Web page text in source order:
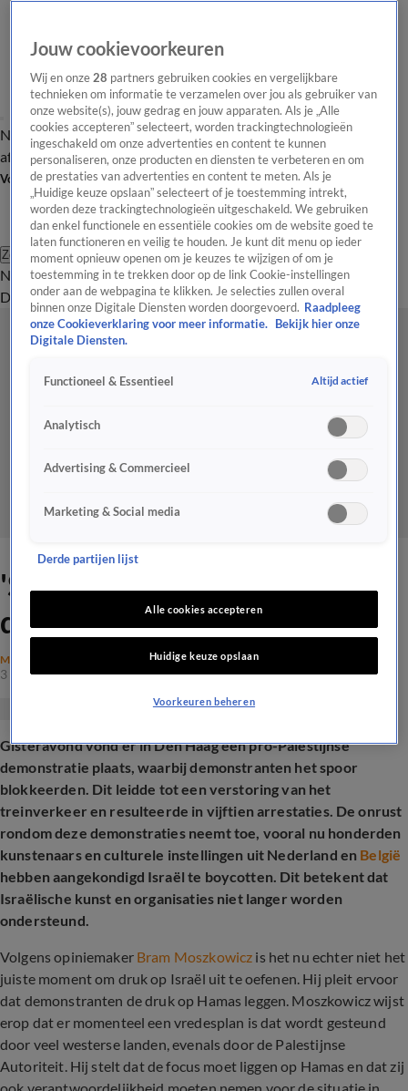
Nieuws van de DagOpinie van de Dag Onze categorieën Laatste
afleveringVideo's Nieuws van de Dag Podcast
Volg Nieuws van de Dag
Zoeken
Nieuws van de DagOpinie van de
Dag
Video'sUitzendingen PodcastPanelContact
'Stop met die demonstraties,
de bal ligt bij Hamas'
MAATSCHAPPIJ
3 okt 2025, 19:12
Gisteravond vond er in Den Haag een pro-Palestijnse
demonstratie plaats, waarbij demonstranten het spoor
blokkeerden. Dit leidde tot een verstoring van het
treinverkeer en resulteerde in vijftien arrestaties. De onrust
rondom deze demonstraties neemt toe, vooral nu honderden
kunstenaars en culturele instellingen uit Nederland en België
hebben aangekondigd Israël te boycotten. Dit betekent dat
Israëlische kunst en organisaties niet langer worden
ondersteund.
Volgens opiniemaker Bram Moszkowicz is het nu echter niet het
juiste moment om druk op Israël uit te oefenen. Hij pleit ervoor
dat demonstranten de druk op Hamas leggen. Moszkowicz wijst
erop dat er momenteel een vredesplan is dat wordt gesteund
door veel westerse landen, evenals door de Palestijnse
Autoriteit. Hij stelt dat de focus moet liggen op Hamas en dat zij
Jouw cookievoorkeuren
Wij en onze28 partners gebruiken cookies en vergelijkbare
technieken om informatie te verzamelen over jou als gebruiker van
onze website(s), jouw gedrag en jouw apparaten. Als je „Alle
cookies accepteren” selecteert, worden trackingtechnologieën
ingeschakeld om onze advertenties en content te kunnen
personaliseren, onze producten en diensten te verbeteren en om
de prestaties van advertenties en content te meten. Als je
„Huidige keuze opslaan” selecteert of je toestemming intrekt,
worden deze trackingtechnologieën uitgeschakeld. We gebruiken
dan enkel functionele en essentiële cookies om de website goed te
laten functioneren en veilig te houden. Je kunt dit menu op ieder
moment opnieuw openen om je keuzes te wijzigen of om je
toestemming in te trekken door op de link Cookie-instellingen
onder aan de webpagina te klikken. Je selecties zullen overal
binnen onze Digitale Diensten worden doorgevoerd. Raadpleeg
onze Cookieverklaring voor meer informatie.
Bekijk hier onze
Digitale Diensten.
Functioneel & Essentieel Altijd actief
Analytisch
Advertising & Commercieel
Marketing & Social media
Derde partijen lijst
Alle cookies accepteren
Huidige keuze opslaan
Voorkeuren beheren